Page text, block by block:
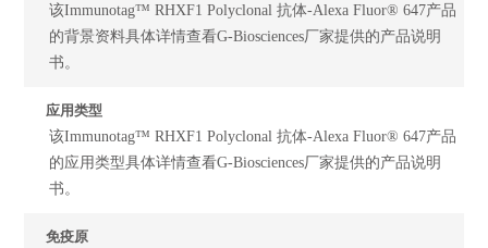
该Immunotag™ RHXF1 Polyclonal 抗体-Alexa Fluor® 647产品
的背景资料具体详情查看G-Biosciences厂家提供的产品说明
书。
应用类型
该Immunotag™ RHXF1 Polyclonal 抗体-Alexa Fluor® 647产品
的应用类型具体详情查看G-Biosciences厂家提供的产品说明
书。
免疫原